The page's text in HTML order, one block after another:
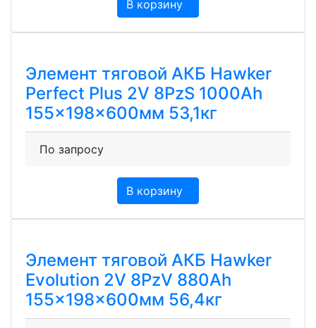
В корзину
Элемент тяговой АКБ Hawker
Perfect Plus 2V 8PzS 1000Ah
155x198x600мм 53,1кг
По запросу
В корзину
Элемент тяговой АКБ Hawker
Evolution 2V 8PzV 880Ah
155x198x600мм 56,4кг